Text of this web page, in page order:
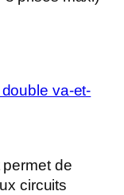
va-et-
de
circuits